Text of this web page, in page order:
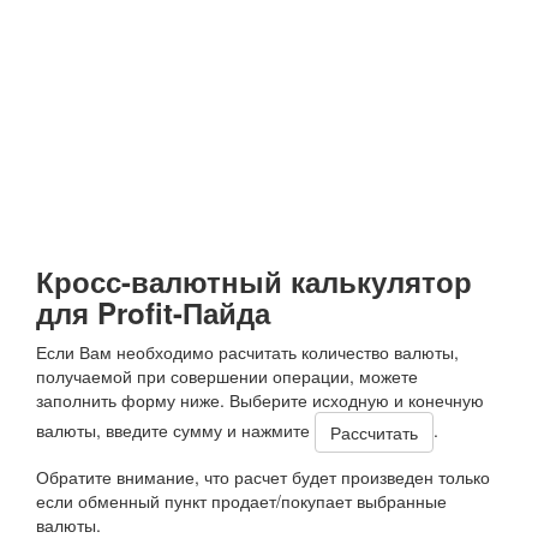
Кросс-валютный калькулятор
для Profit-Пайда
Если Вам необходимо расчитать количество валюты,
получаемой при совершении операции, можете
заполнить форму ниже. Выберите исходную и конечную
валюты, введите сумму и нажмите
.
Обратите внимание, что расчет будет произведен только
если обменный пункт продает/покупает выбранные
валюты.